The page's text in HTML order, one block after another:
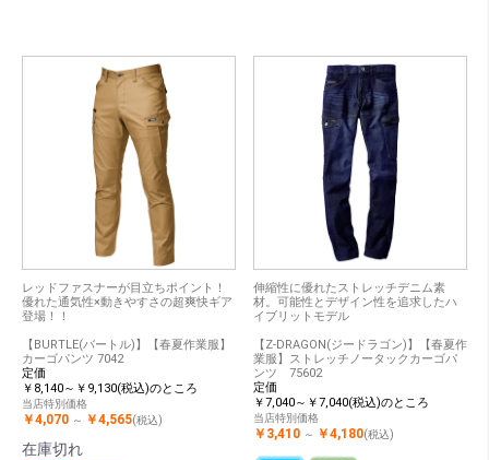
レッドファスナーが目立ちポイント！
優れた通気性×動きやすさの超爽快ギア
登場！！
【BURTLE(バートル)】【春夏作業服】
カーゴパンツ 7042
定価
￥8,140～￥9,130(税込)のところ
当店特別価格
￥4,070 ～ ￥4,565(税込)
在庫切れ
伸縮性に優れたストレッチデニム素
材。可能性とデザイン性を追求したハ
イブリットモデル
【Z-DRAGON(ジードラゴン)】【春夏作
業服】ストレッチノータックカーゴパ
ンツ 75602
定価
￥7,040～￥7,040(税込)のところ
当店特別価格
￥3,410 ～ ￥4,180(税込)